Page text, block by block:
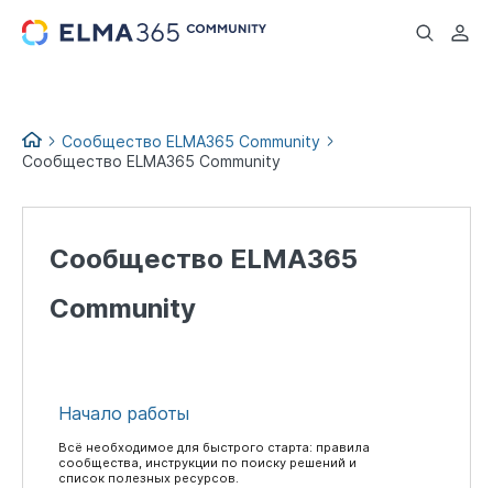
...
Сообщество ELMA365 Community
Сообщество ELMA365 Community
Сообщество ELMA365
Community
Начало работы
Всё необходимое для быстрого старта: правила
сообщества, инструкции по поиску решений и
список полезных ресурсов.